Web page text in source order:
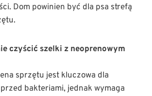
Dom powinien być dla psa strefą
czyścić szelki z neoprenowym
sprzętu jest kluczowa dla
bakteriami, jednak wymaga